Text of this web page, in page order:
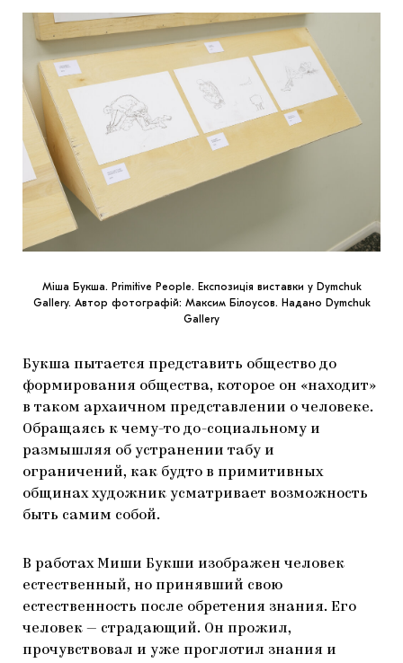
Міша Букша. Primitive People. Експозиція виставки у Dymchuk
Gallery. Автор фотографій: Максим Білоусов. Надано Dymchuk
Gallery
Букша пытается представить общество до
формирования общества, которое он «находит»
в таком архаичном представлении о человеке.
Обращаясь к чему-то до-социальному и
размышляя об устранении табу и
ограничений, как будто в примитивных
общинах художник усматривает возможность
быть самим собой.
В работах Миши Букши изображен человек
естественный, но принявший свою
естественность после обретения знания. Его
человек — страдающий. Он прожил,
прочувствовал и уже проглотил знания и